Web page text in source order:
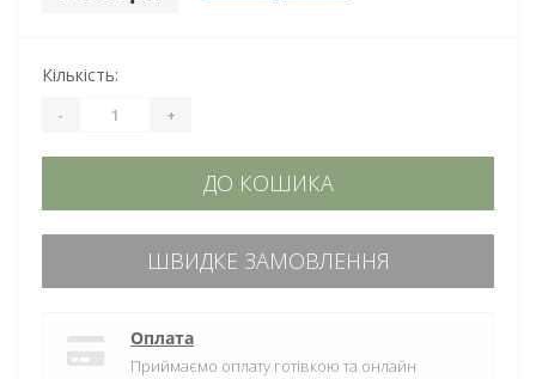
Кількість:
- +
ДО КОШИКА
ШВИДКЕ ЗАМОВЛЕННЯ
Оплата
Приймаємо оплату готівкою та онлайн